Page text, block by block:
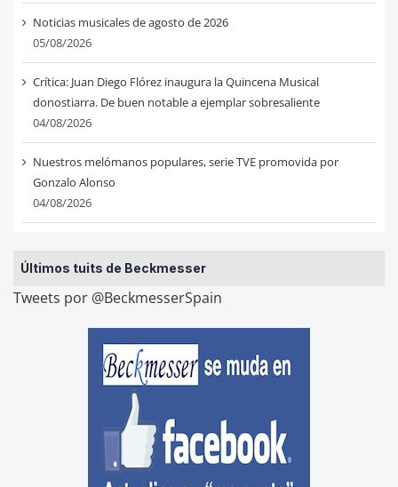
Noticias musicales de agosto de 2026
05/08/2026
Crítica: Juan Diego Flórez inaugura la Quincena Musical
donostiarra. De buen notable a ejemplar sobresaliente
04/08/2026
Nuestros melómanos populares, serie TVE promovida por
Gonzalo Alonso
04/08/2026
Últimos tuits de Beckmesser
Tweets por @BeckmesserSpain